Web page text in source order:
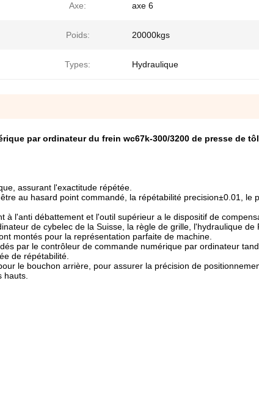
Axe: axe 6
Poids: 20000kgs
Types: Hydraulique
par ordinateur du frein wc67k-300/3200 de presse de
assurant l'exactitude répétée.
au hasard point commandé, la répétabilité precision±0.01, le
l'anti débattement et l'outil supérieur a le dispositif de
de cybelec de la Suisse, la règle de grille, l'hydraulique de
montés pour la représentation parfaite de machine.
par le contrôleur de commande numérique par ordinateur
de répétabilité.
le bouchon arrière, pour assurer la précision de
hauts.